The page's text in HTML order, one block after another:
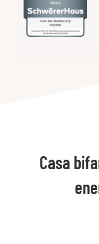
Casa